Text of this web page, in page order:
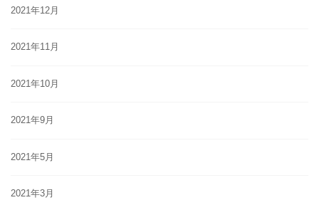
2021年12月
2021年11月
2021年10月
2021年9月
2021年5月
2021年3月